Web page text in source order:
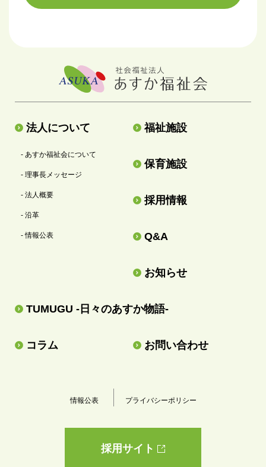
法人について
- あすか福祉会について
- 理事長メッセージ
- 法人概要
- 沿革
- 情報公表
福祉施設
保育施設
採用情報
Q&A
お知らせ
TUMUGU -日々のあすか物語-
コラム お問い合わせ
情報公表 プライバシーポリシー
採用サイト